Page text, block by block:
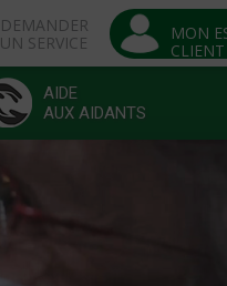
DEMANDER
UN SERVICE
MON
CLIENT
AIDE
AUX AIDANTS